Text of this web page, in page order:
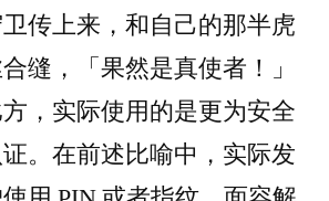
传上来，和自己的那半虎
缝，「果然是真使者！」
，实际使用的是更为安全
。在前述比喻中，实际发